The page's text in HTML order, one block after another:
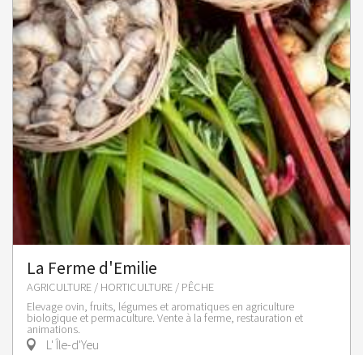
La Ferme d'Emilie
AGRICULTURE / HORTICULTURE / PÊCHE
Elevage ovin, fruits, légumes et aromatiques en agriculture
biologique et permaculture. Vente à la ferme, restauration et
animations.
L' Île-d'Yeu